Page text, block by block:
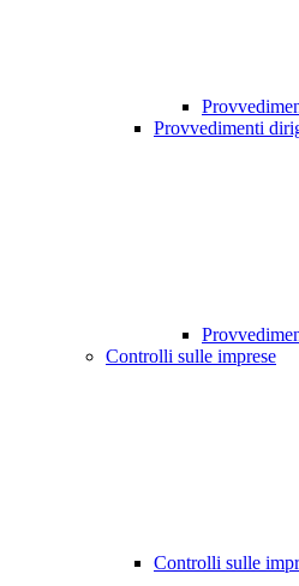
Provvedimenti
Controlli sulle imprese
Controlli sulle